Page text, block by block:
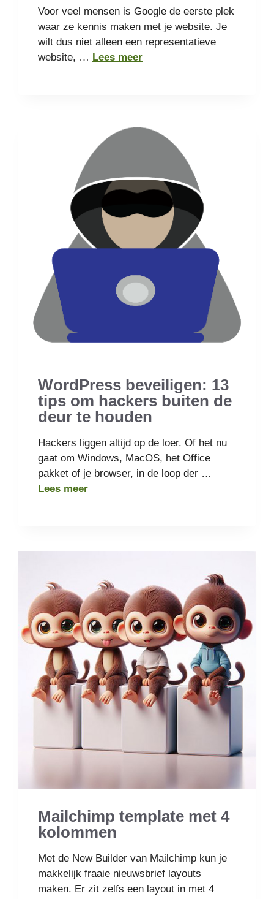
Voor veel mensen is Google de eerste plek
waar ze kennis maken met je website. Je
wilt dus niet alleen een representatieve
website, … Lees meer
WordPress beveiligen: 13
tips om hackers buiten de
deur te houden
Hackers liggen altijd op de loer. Of het nu
gaat om Windows, MacOS, het Office
pakket of je browser, in de loop der …
Lees meer
Mailchimp template met 4
kolommen
Met de New Builder van Mailchimp kun je
makkelijk fraaie nieuwsbrief layouts
maken. Er zit zelfs een layout in met 4